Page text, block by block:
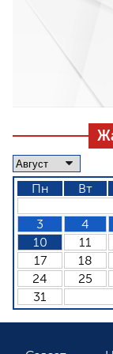
Пн Вт
3
4
10
11
17
18
24
25
31